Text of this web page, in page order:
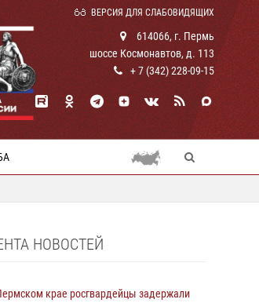
ВЕРСИЯ ДЛЯ СЛАБОВИДЯЩИХ
614066, г. Пермь
шоссе Космонавтов, д. 113
+ 7 (342) 228-09-15
НОВОСТЕЙ
крае росгвардейцы задержали